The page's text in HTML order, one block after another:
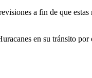
a fin de que
en su tránsito